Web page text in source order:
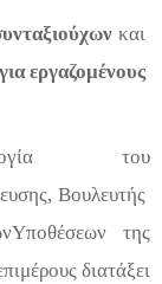
και
για εργαζομένους
του
, Βουλευτής
Υποθέσεωντης
διατάξει